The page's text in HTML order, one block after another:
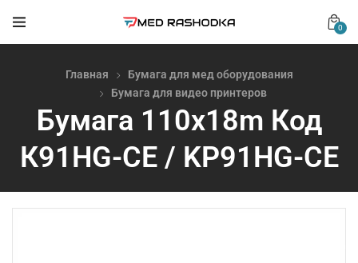
0
Главная
Бумага для мед оборудования
Бумага для видео принтеров
Бумага 110х18m Код
К91HG-CE / KP91HG-CE